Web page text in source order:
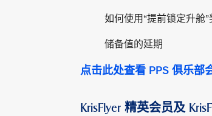
如何使用“提前锁定升舱”
储备值的延期
点击此处查看 PPS 俱乐部
KrisFlyer 精英会员及